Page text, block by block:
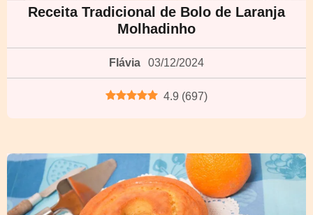
Receita Tradicional de Bolo de Laranja
Molhadinho
Flávia 03/12/2024
4.9 (697)